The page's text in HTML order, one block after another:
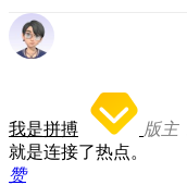
我是拼搏 版主
就是连接了热点。
赞